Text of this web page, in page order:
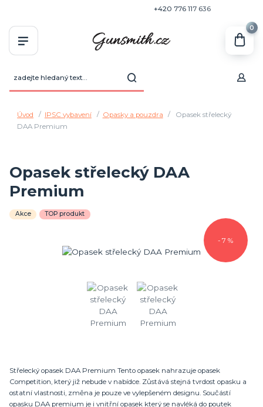
+420 776 117 636
0
Úvod IPSC vybavení Opasky a pouzdra
Opasek střelecký
DAA Premium
Opasek střelecký DAA
Premium
Akce TOP produkt
- 7 %
Střelecký opasek DAA Premium Tento opasek nahrazuje opasek
Competition, který již nebude v nabídce. Zůstává stejná tvrdost opasku a
ostatní vlastnosti, změna je pouze ve vylepšeném designu. Součástí
opasku DAA premium je i vnitřní opasek který se navléká do poutek